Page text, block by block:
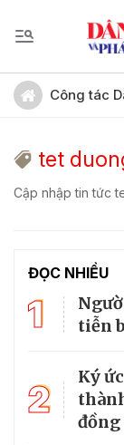
Công tác
tet
Cập nhập tin tức
ĐỌC NHIỀU
1
tiễn
2
Ký
đồng